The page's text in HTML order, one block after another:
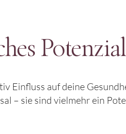
Potenzial
Einfluss auf deine
– sie sind vielmehr ein